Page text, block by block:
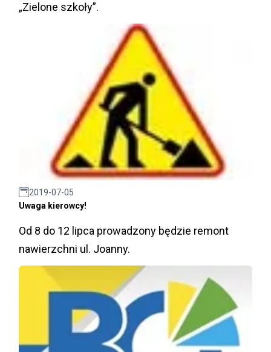
„Zielone szkoły”.
2019-07-05
Uwaga kierowcy!
Od 8 do 12 lipca prowadzony będzie remont
nawierzchni ul. Joanny.